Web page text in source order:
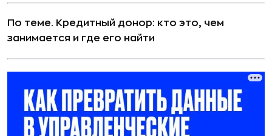
По теме. Кредитный донор: кто это, чем
занимается и где его найти